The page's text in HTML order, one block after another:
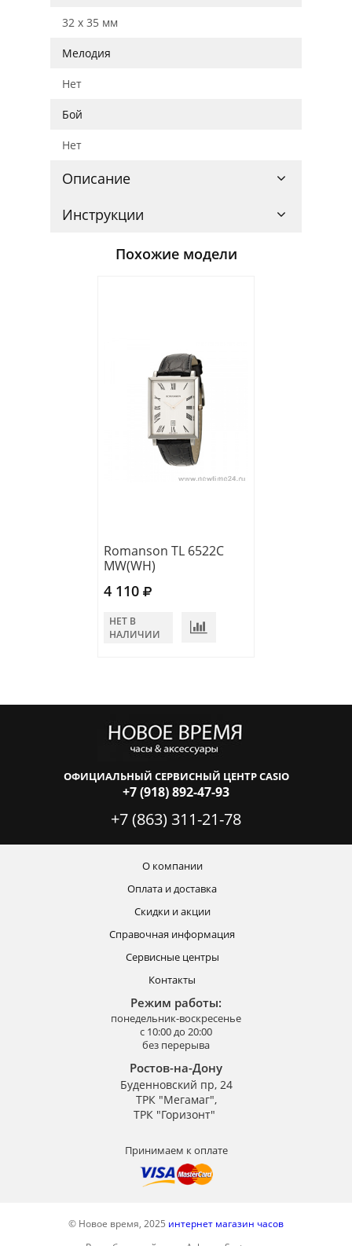
32 x 35 мм
Мелодия
Нет
Бой
Нет
Описание
Инструкции
Похожие модели
Romanson TL 6522C
MW(WH)
4 110
НЕТ В
НАЛИЧИИ
ОФИЦИАЛЬНЫЙ СЕРВИСНЫЙ ЦЕНТР CASIO
+7 (918) 892-47-93
+7 (863) 311-21-78
О компании
Оплата и доставка
Скидки и акции
Справочная информация
Сервисные центры
Контакты
Режим работы:
понедельник-воскресенье
с 10:00 до 20:00
без перерыва
Ростов-на-Дону
Буденновский пр, 24
ТРК "Мегамаг",
ТРК "Горизонт"
Принимаем к оплате
© Новое время, 2025 интернет магазин часов